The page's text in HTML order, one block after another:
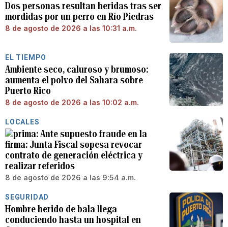
Dos personas resultan heridas tras ser
mordidas por un perro en Río Piedras
8 de agosto de 2026 a las 10:31 a.m.
EL TIEMPO
Ambiente seco, caluroso y brumoso:
aumenta el polvo del Sahara sobre
Puerto Rico
8 de agosto de 2026 a las 10:02 a.m.
LOCALES
Ante supuesto fraude en la
firma: Junta Fiscal sopesa revocar
contrato de generación eléctrica y
realizar referidos
8 de agosto de 2026 a las 9:54 a.m.
SEGURIDAD
Hombre herido de bala llega
conduciendo hasta un hospital en